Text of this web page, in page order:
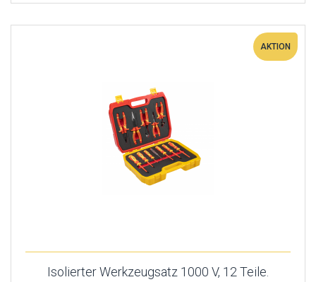
AKTION
Isolierter Werkzeugsatz 1000 V, 12 Teile.